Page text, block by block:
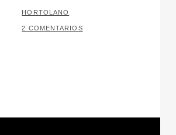
EL
POR
HORTOLANO
2 COMENTARIOS